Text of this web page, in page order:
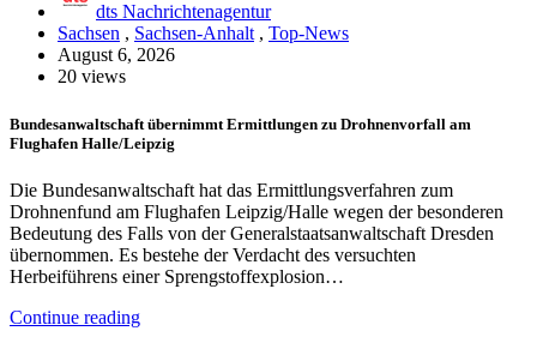
dts Nachrichtenagentur
Sachsen , Sachsen-Anhalt, Top-News
August 6, 2026
20 views
Bundesanwaltschaft übernimmt Ermittlungen zu Drohnenvorfall am
Flughafen Halle/Leipzig
Die Bundesanwaltschaft hat das Ermittlungsverfahren zum
Drohnenfund am Flughafen Leipzig/Halle wegen der besonderen
Bedeutung des Falls von der Generalstaatsanwaltschaft Dresden
übernommen. Es bestehe der Verdacht des versuchten
Herbeiführens einer Sprengstoffexplosion…
Continue reading